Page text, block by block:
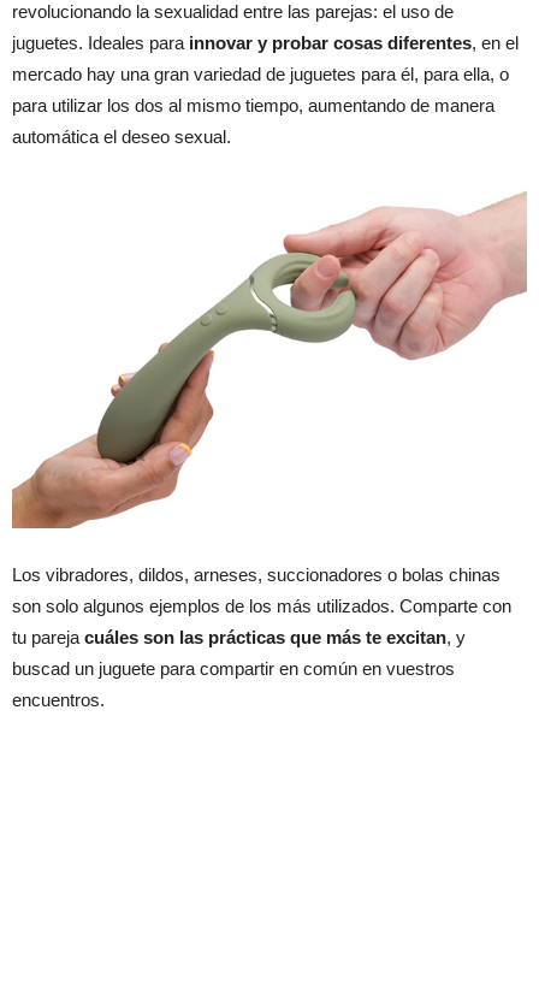
revolucionando la sexualidad entre las parejas: el uso de
juguetes. Ideales para innovar y probar cosas diferentes, en el
mercado hay una gran variedad de juguetes para él, para ella, o
para utilizar los dos al mismo tiempo, aumentando de manera
automática el deseo sexual.
Los vibradores, dildos, arneses, succionadores o bolas chinas
son solo algunos ejemplos de los más utilizados. Comparte con
tu pareja cuáles son las prácticas que más te excitan, y
buscad un juguete para compartir en común en vuestros
encuentros.